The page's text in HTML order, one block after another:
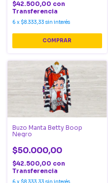
$42.500,00 con
Transferencia
6 x $8.333,33 sin interés
COMPRAR
Buzo Manta Betty Boop
Negro
$50.000,00
$42.500,00 con
Transferencia
6 x $8.333,33 sin interés